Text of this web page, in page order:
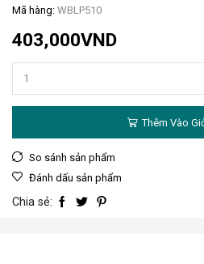
Mã hàng: WBLP510
403,000VND
thổi
dùng
pin
Thêm Vào
So sánh sản phẩm
Đánh dấu sản phẩm
Chia sẻ: